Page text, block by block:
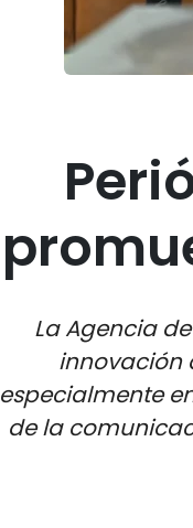
La Agencia
innovación
especialmente
de la